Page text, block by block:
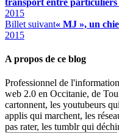
2015
Billet suivant« MJ », un
2015
A propos de ce blog
Professionnel de
web 2.0 en Occitanie, de
cartonnent, les youtubeurs
applis qui marchent, les
pas rater, les tumblr qui